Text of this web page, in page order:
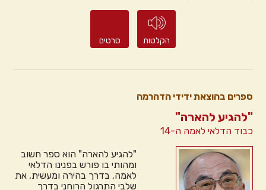
הקלטות סרטים
ספרים בהוצאת ידידי הדהרמה
"להגיע להארה"
כבוד הדלאי לאמהּ ה-14
"להגיע להארה" הוא ספר חשוב
ומהותי בו פורש בפנינו הדלאי
לאמה, בדרך בהירה ומעשית, את
שלבי התרגול הרוחני בדרך